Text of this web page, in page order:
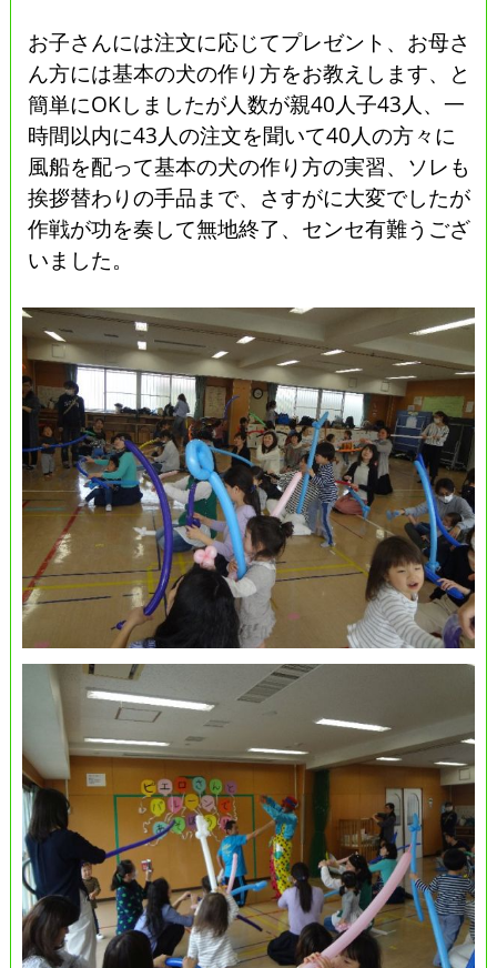
お子さんには注文に応じてプレゼント、お母さ
ん方には基本の犬の作り方をお教えします、と
簡単にOKしましたが人数が親40人子43人、一
時間以内に43人の注文を聞いて40人の方々に
風船を配って基本の犬の作り方の実習、ソレも
挨拶替わりの手品まで、さすがに大変でしたが
作戦が功を奏して無地終了、センセ有難うござ
いました。